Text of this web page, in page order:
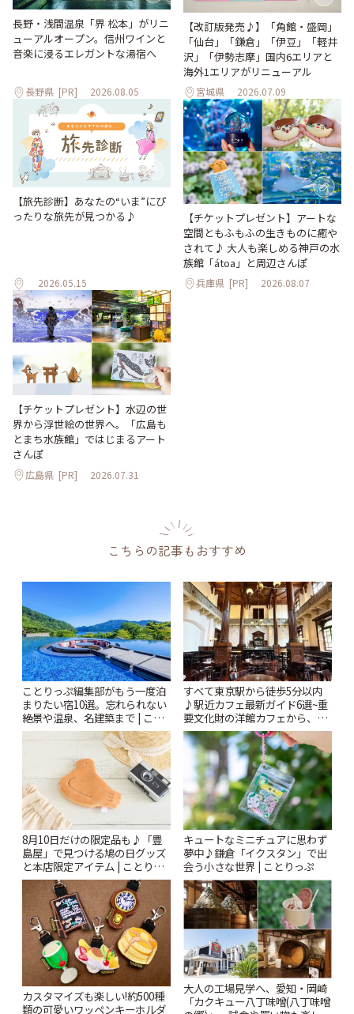
長野・浅間温泉「界 松本」がリニ
ューアルオープン。信州ワインと
音楽に浸るエレガントな湯宿へ
長野県 [PR] 2026.08.05
【改訂版発売♪】「角館・盛岡」
「仙台」「鎌倉」「伊豆」「軽井
沢」「伊勢志摩」国内6エリアと
海外1エリアがリニューアル
宮城県 2026.07.09
【旅先診断】あなたの“いま”にぴ
ったりな旅先が見つかる♪
2026.05.15
【チケットプレゼント】アートな
空間ともふもふの生きものに癒や
されて♪ 大人も楽しめる神戸の水
族館「átoa」と周辺さんぽ
兵庫県 [PR] 2026.08.07
【チケットプレゼント】水辺の世
界から浮世絵の世界へ。「広島も
とまち水族館」ではじまるアート
さんぽ
広島県 [PR] 2026.07.31
こちらの記事もおすすめ
ことりっぷ編集部がもう一度泊
まりたい宿10選。忘れられない
絶景や温泉、名建築まで | こと
りっぷ
すべて東京駅から徒歩5分以内
♪駅近カフェ最新ガイド6選~重
要文化財の洋館カフェから、改
札すぐのレトロ喫茶まで~ | こと
りっぷ
8月10日だけの限定品も♪「豊
島屋」で見つける鳩の日グッズ
と本店限定アイテム | ことりっ
ぷ
キュートなミニチュアに思わず
夢中♪鎌倉「イクスタン」で出
会う小さな世界 | ことりっぷ
カスタマイズも楽しい!約500種
類の可愛いワッペンキーホルダ
大人の工場見学へ、愛知・岡崎
「カクキュー八丁味噌(八丁味噌